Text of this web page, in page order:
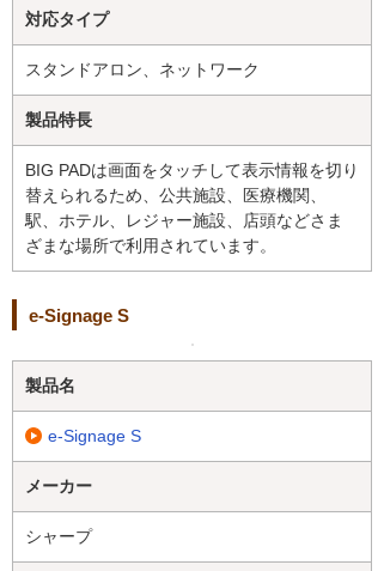
対応タイプ
スタンドアロン、ネットワーク
製品特長
BIG PADは画面をタッチして表示情報を切り
替えられるため、公共施設、医療機関、
駅、ホテル、レジャー施設、店頭などさま
ざまな場所で利用されています。
e-Signage S
製品名
e-Signage S
メーカー
シャープ